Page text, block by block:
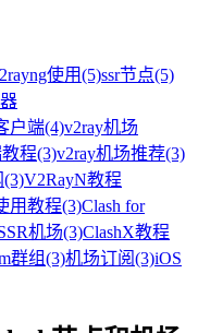
使用(5)ssr节点(5)
户端(4)v2ray机场
程(3)v2ray机场推荐(3)
(3)V2RayN教程
用教程(3)Clash for
机场(3)ClashX教程
群组(3)机场订阅(3)iOS